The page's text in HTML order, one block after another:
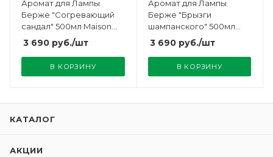
Аромат для Лампы
Берже "Согревающий
сандал" 500мл Maison
Berger
3 690 руб./шт
В КОРЗИНУ
Аромат для Лампы
Берже "Брызги
шампанского" 500мл
Maison Berger
3 690руб./шт
В КОРЗИНУ
КАТАЛОГ
АКЦИИ